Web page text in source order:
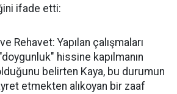
ifade etti:
Rehavet: Yapılan çalışmaları
hissine kapılmanın
belirten Kaya, bu durumun
etmekten alıkoyan bir zaaf